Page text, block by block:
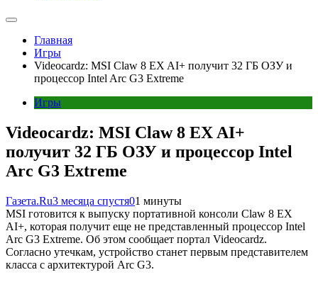
Главная
Игры
Videocardz: MSI Claw 8 EX AI+ получит 32 ГБ ОЗУ и
процессор Intel Arc G3 Extreme
Игры
Videocardz: MSI Claw 8 EX AI+
получит 32 ГБ ОЗУ и процессор Intel
Arc G3 Extreme
Газета.Ru3 месяца спустя01 минуты
MSI готовится к выпуску портативной консоли Claw 8 EX
AI+, которая получит еще не представленный процессор Intel
Arc G3 Extreme. Об этом сообщает портал Videocardz.
Согласно утечкам, устройство станет первым представителем
класса с архитектурой Arc G3.